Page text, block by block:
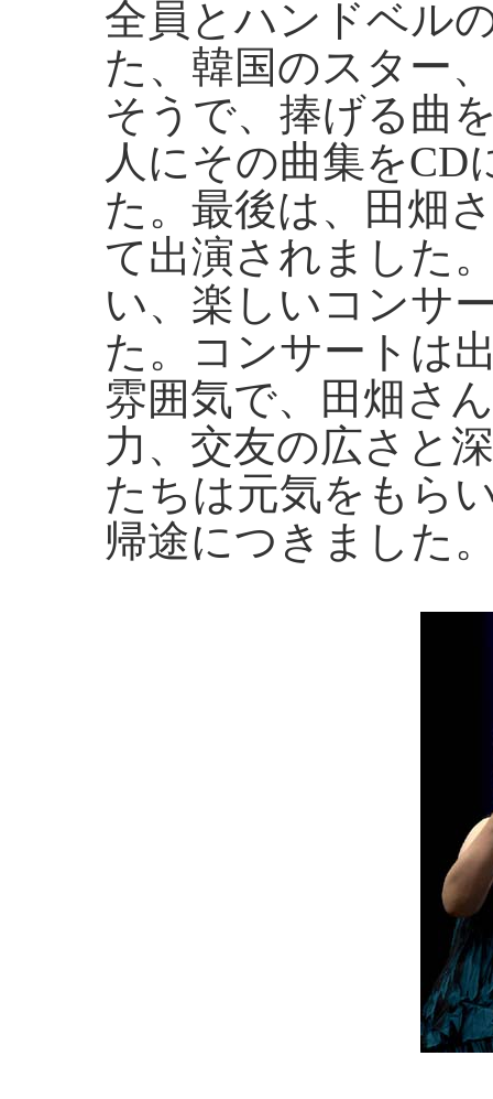
全員とハンドベル
た、韓国のスター
そうで、捧げる曲
人にその曲集を
た。最後は、田畑
て出演されました
い、楽しいコンサ
た。コンサートは
雰囲気で、田畑さ
力、交友の広さと
たちは元気をもら
帰途につきました